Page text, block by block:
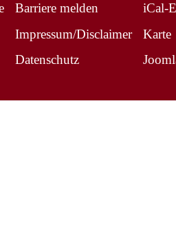
Barriere melden
Impressum/Disclaimer
Datenschutz
iCal-
Karte